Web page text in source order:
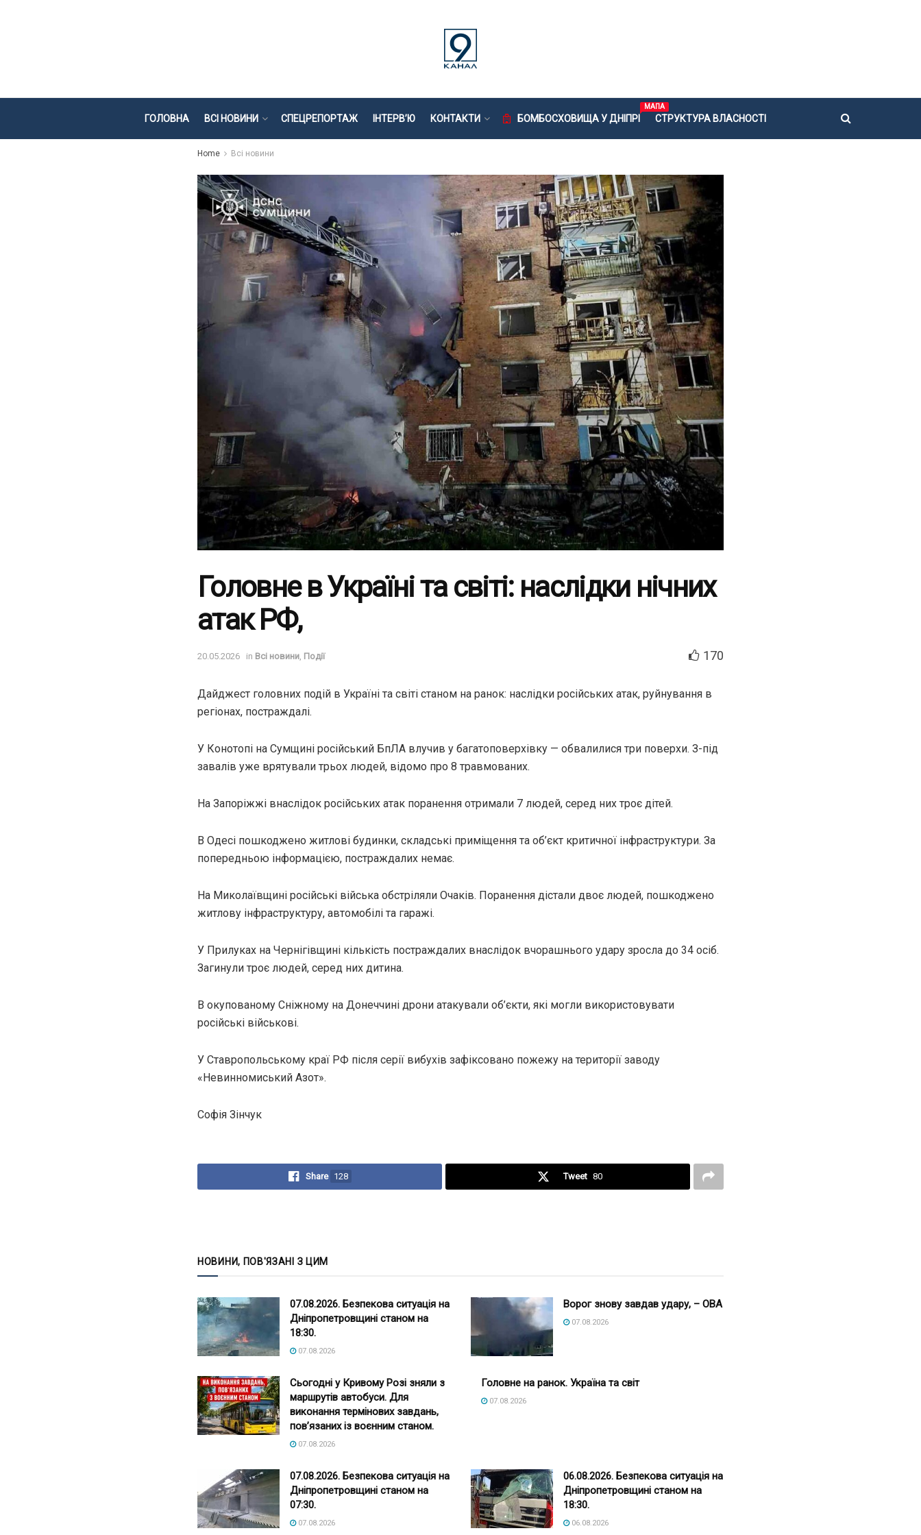
ГОЛОВНА ВСІ НОВИНИ СПЕЦРЕПОРТАЖ ІНТЕРВ’Ю КОНТАКТИ БОМБОСХОВИЩА У ДНІПРІ
МАПА
СТРУКТУРА ВЛАСНОСТІ
Home Всі новини
Головне в Україні та світі: наслідки нічних
атак РФ,
20.05.2026 in Всі новини, Події 170
Дайджест головних подій в Україні та світі станом на ранок: наслідки російських атак, руйнування в
регіонах, постраждалі.
У Конотопі на Сумщині російський БпЛА влучив у багатоповерхівку — обвалилися три поверхи. З-під
завалів уже врятували трьох людей, відомо про 8 травмованих.
На Запоріжжі внаслідок російських атак поранення отримали 7 людей, серед них троє дітей.
В Одесі пошкоджено житлові будинки, складські приміщення та об’єкт критичної інфраструктури. За
попередньою інформацією, постраждалих немає.
На Миколаївщині російські війська обстріляли Очаків. Поранення дістали двоє людей, пошкоджено
житлову інфраструктуру, автомобілі та гаражі.
У Прилуках на Чернігівщині кількість постраждалих внаслідок вчорашнього удару зросла до 34 осіб.
Загинули троє людей, серед них дитина.
В окупованому Сніжному на Донеччині дрони атакували об’єкти, які могли використовувати
російські військові.
У Ставропольському краї РФ після серії вибухів зафіксовано пожежу на території заводу
«Невинномиський Азот».
Софія Зінчук
Share 128 Tweet 80
НОВИНИ, ПОВ'ЯЗАНІ З ЦИМ
07.08.2026. Безпекова ситуація на
Дніпропетровщині станом на
18:30.
07.08.2026
Ворог знову завдав удару, – ОВА
07.08.2026
Сьогодні у Кривому Розі зняли з
маршрутів автобуси. Для
виконання термінових завдань,
пов’язаних із воєнним станом.
07.08.2026
Головне на ранок. Україна та світ
07.08.2026
07.08.2026. Безпекова ситуація на
Дніпропетровщині станом на
07:30.
07.08.2026
06.08.2026. Безпекова ситуація на
Дніпропетровщині станом на
18:30.
06.08.2026